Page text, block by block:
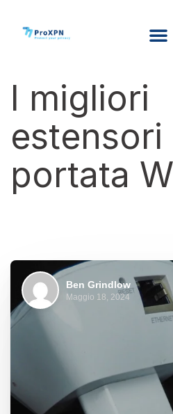
I migliori
estensori
portata
Ben Grindlow
Maggio 18, 2024